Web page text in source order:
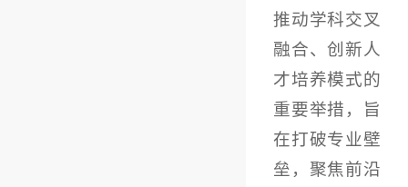
推动学科交叉
融合、创新人
才培养模式的
重要举措，旨
在打破专业壁
垒，聚焦前沿